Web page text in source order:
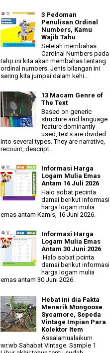
3 Pedoman
Penulisan Ordinal
Numbers, Kamu
Wajib Tahu
Setelah membahas
Cardinal Numbers pada
tahp ini kita akan membahas tentang
ordinal numbers. Jenis bilangan ini
sering kita jumpai dalam kehi...
13 Macam Genre of
The Text
Based on generic
structure and language
feature dominantly
used, texts are divided
into several types. They are narrative,
recount, descript...
Informasi Harga
Logam Mulia Emas
Antam 16 Juli 2026
Halo sobat pecinta
damai berikut informasi
harga logam mulia
emas antam Kamis, 16 Juni 2026.
Informasi Harga
Logam Mulia Emas
Antam 30 Juni 2026
Halo sobat pcinta
damai berikut informasi
harga logam mulia
emas antam 30 Juni 2026.
Hebat ini dia Fakta
Menarik Mongoose
Sycamore, Sepeda
Vintage Impian Para
Kolektor Item
Assalamualaikum
wr.wb Sahabat Vintage. Sample 1